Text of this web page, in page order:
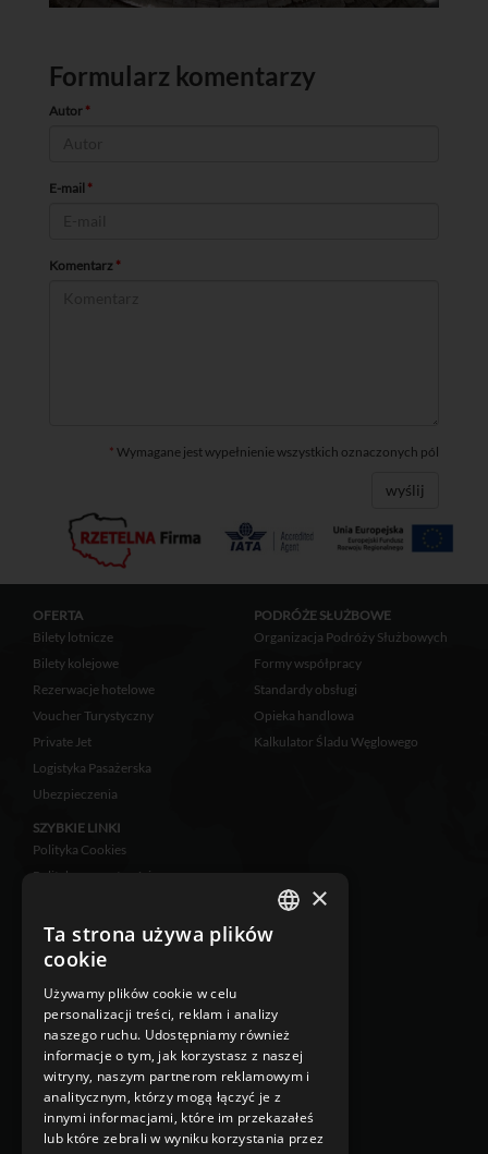
Formularz komentarzy
Autor *
E-mail *
Komentarz *
* Wymagane jest wypełnienie wszystkich oznaczonych pól
wyślij
OFERTA
Bilety lotnicze
Bilety kolejowe
Rezerwacje hotelowe
Voucher Turystyczny
Private Jet
Logistyka Pasażerska
Ubezpieczenia
PODRÓŻE SŁUŻBOWE
Organizacja Podróży Służbowych
Formy współpracy
Standardy obsługi
Opieka handlowa
Kalkulator Śladu Węglowego
SZYBKIE LINKI
Polityka Cookies
Polityka prywatności
Klauzula informacyjna
RODO
Klauzula Informacyjna w
przypadku zbierania danych
osobowych niebezpośrednio od
osoby, której dane dotyczą
Klauzula Informacyjna w
przypadku zbierania danych
osobowych bezpośrednio od osoby,
której dane dotyczą
×
Ta strona używa plików
cookie
Używamy plików cookie w celu
personalizacji treści, reklam i analizy
naszego ruchu. Udostępniamy również
informacje o tym, jak korzystasz z naszej
witryny, naszym partnerom reklamowym i
analitycznym, którzy mogą łączyć je z
innymi informacjami, które im przekazałeś
lub które zebrali w wyniku korzystania przez